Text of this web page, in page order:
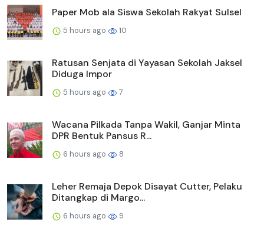
Paper Mob ala Siswa Sekolah Rakyat Sulsel
5 hours ago 10
Ratusan Senjata di Yayasan Sekolah Jaksel
Diduga Impor
5 hours ago 7
Wacana Pilkada Tanpa Wakil, Ganjar Minta
DPR Bentuk Pansus R...
6 hours ago 8
Leher Remaja Depok Disayat Cutter, Pelaku
Ditangkap di Margo...
6 hours ago 9